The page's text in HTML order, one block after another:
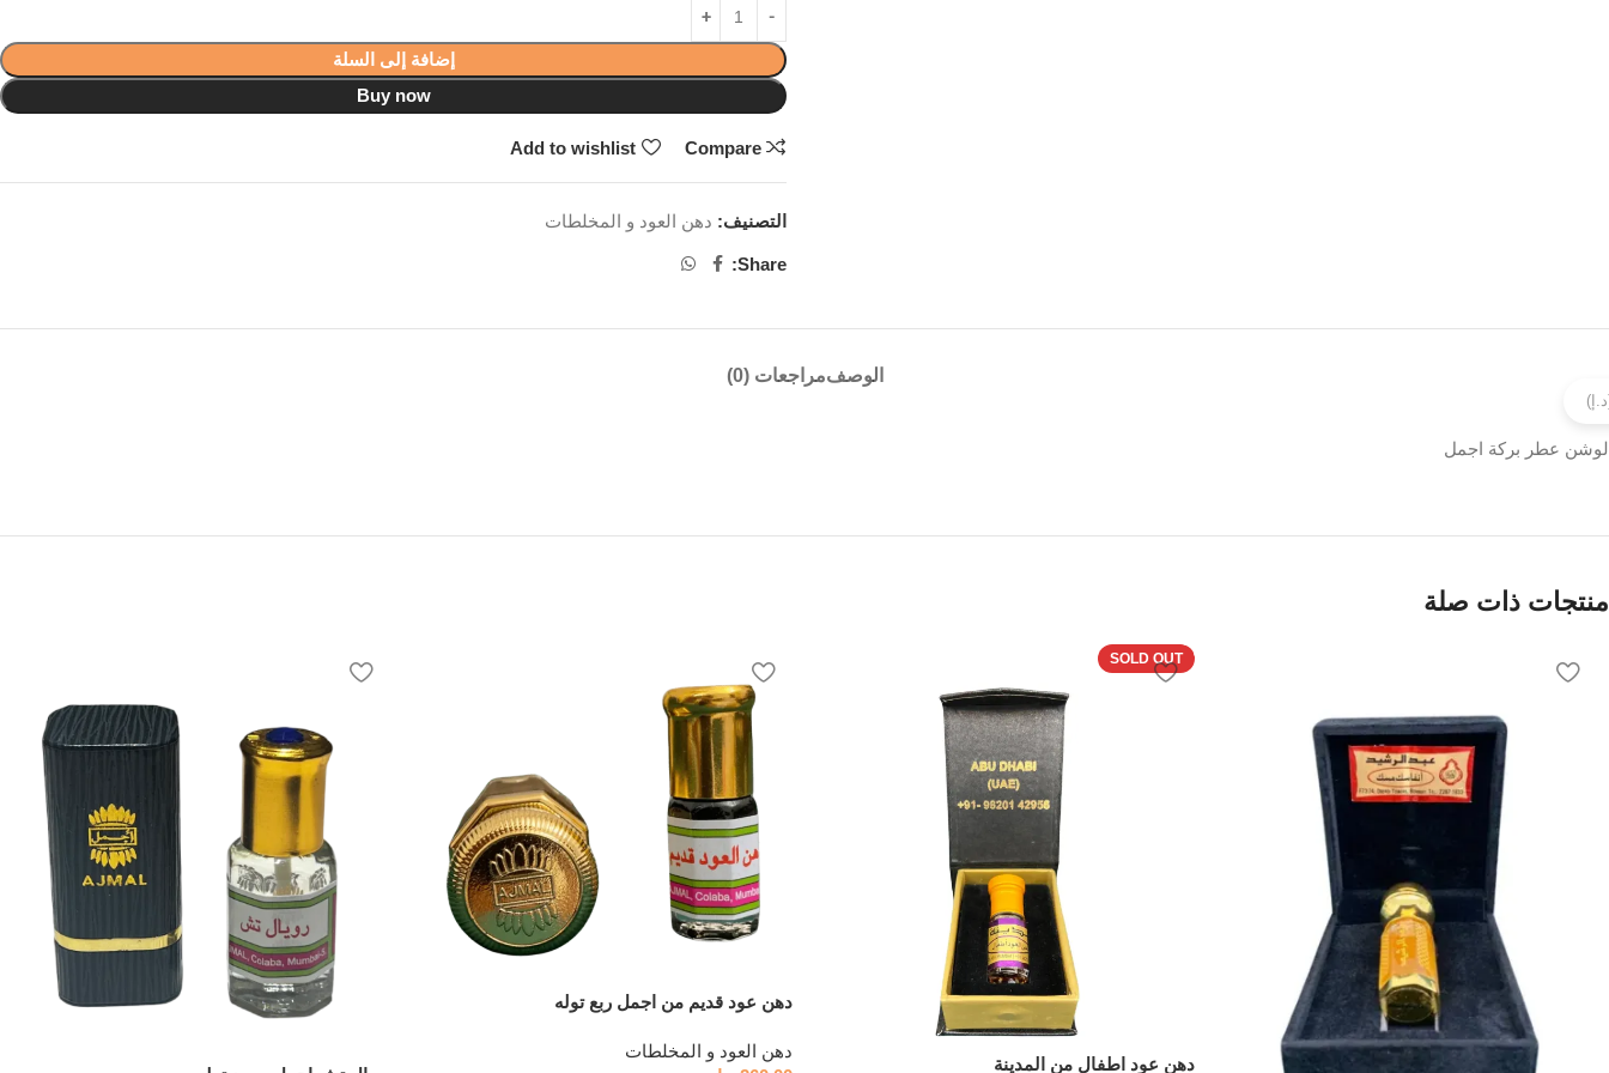
إضافة إلى السلة
Buy now
Compare
Add to wishlist
التصنيف: دهن العود و المخلطات
Share:
الوصفمراجعات (0)
لوشن عطر بركة اجمل
منتجات ذات صلة
SOLD OUT
دهن عود اطفال من المدينة
دهن عود قديم من اجمل ربع توله
دهن العود و المخلطات